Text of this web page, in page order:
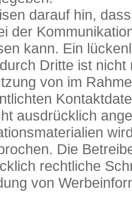
darauf hin,
der
kann. Ein
Dritte ist nicht
von im
ausdrücklich
Die
rechtliche
von